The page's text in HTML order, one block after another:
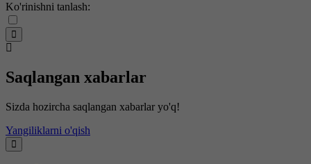
Ko'rinishni tanlash:
Saqlangan xabarlar
Sizda hozircha saqlangan xabarlar yo'q!
Yangiliklarni o'qish